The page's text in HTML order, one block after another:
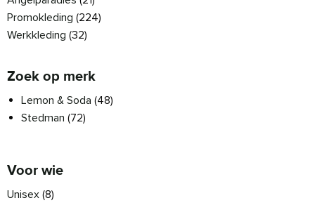
Promokleding (224)
Werkkleding (32)
Zoek op merk
Lemon & Soda (48)
Stedman (72)
Voor wie
Unisex (8)